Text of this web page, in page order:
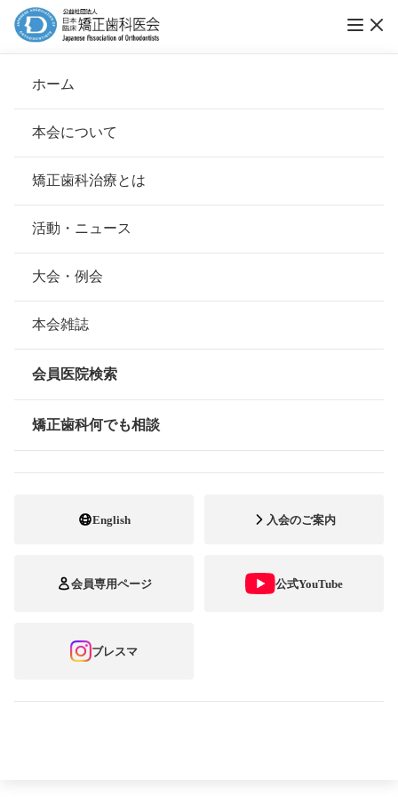
ホーム
本会について
会長挨拶
基本理念
組織について
本会の歴史
情報公開
矯正歯科治療とは
安心して治療を受けていただくための「6つの指針」
安心できる矯正歯科治療契約のための「7つの提言」
矯正歯科治療について
活動・ニュース
大会・例会
本会雑誌
会員医院検索
矯正歯科何でも相談
English 入会のご案内
会員専用ページ 公式YouTube
ブレスマ
ホーム 医療従事者・関係者の皆様へ
養護教諭の皆様へ
矯正歯科開業医・大学矯正科の先生方へ